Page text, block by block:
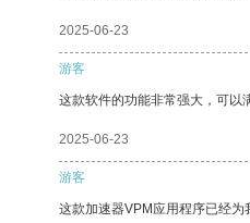
2025-06-23
游客
这款软件的功能非常强大，可以
2025-06-23
游客
这款加速器VPM应用程序已经为